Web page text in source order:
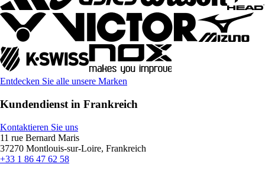
Entdecken Sie alle unsere Marken
Kundendienst in Frankreich
Kontaktieren Sie uns
11 rue Bernard Maris
37270 Montlouis-sur-Loire, Frankreich
+33 1 86 47 62 58